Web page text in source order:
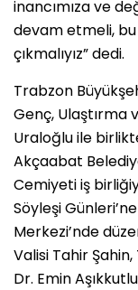
inancımıza ve
devam etmeli,
çıkmalıyız” dedi.
Trabzon
Genç, Ulaştırma
Uraloğlu ile
Akçaabat
Cemiyeti iş
Söyleşi
Merkezi’nde
Valisi Tahir
Dr. Emin